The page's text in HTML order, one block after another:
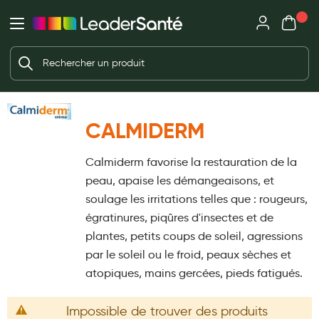
Ma Pharmacie LeaderSanté
Ouvrir l'application
Ouvrir
Créer un compte
Mon
Votre panier est vide
Beauté et soin
Visage
Soins mains et ongles
Dentifrices et bains de bouche
Brosses à dents et accessoires dentaires
CALMIDERM
Calmiderm favorise la restauration de la
peau, apaise les démangeaisons, et
soulage les irritations telles que : rougeurs,
égratinures, piqûres d'insectes et de
plantes, petits coups de soleil, agressions
par le soleil ou le froid, peaux sèches et
atopiques, mains gercées, pieds fatigués.
Impossible de trouver des produits